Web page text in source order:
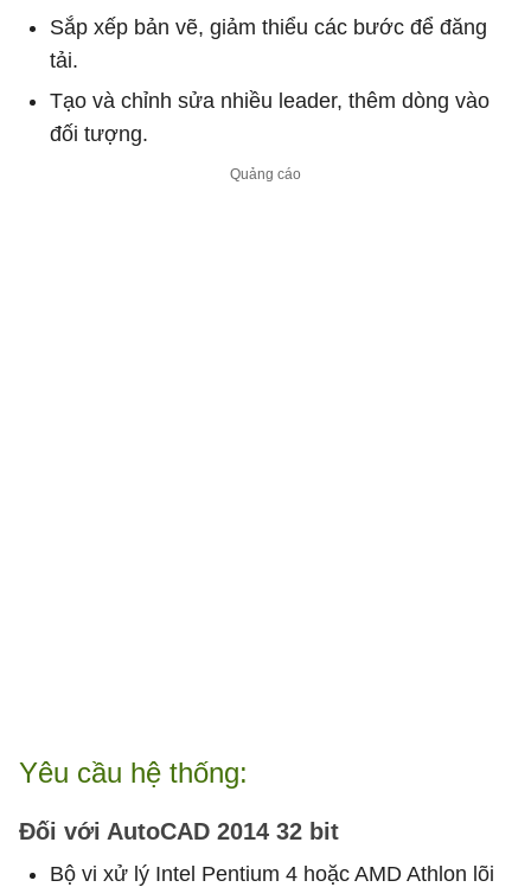
Sắp xếp bản vẽ, giảm thiểu các bước để đăng
tải.
Tạo và chỉnh sửa nhiều leader, thêm dòng vào
đối tượng.
Yêu cầu hệ thống:
Đối với AutoCAD 2014 32 bit
Bộ vi xử lý Intel Pentium 4 hoặc AMD Athlon lõi